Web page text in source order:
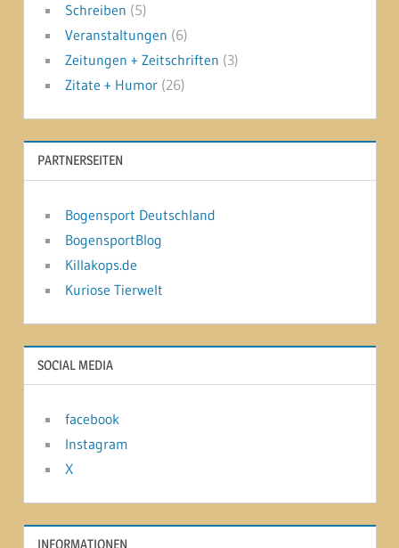
Schreiben (5)
Veranstaltungen (6)
Zeitungen + Zeitschriften (3)
Zitate + Humor(26)
PARTNERSEITEN
Bogensport Deutschland
BogensportBlog
Killakops.de
Kuriose Tierwelt
SOCIAL MEDIA
facebook
Instagram
X
INFORMATIONEN